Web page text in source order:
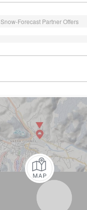
Snow-Forecast Partner Offers